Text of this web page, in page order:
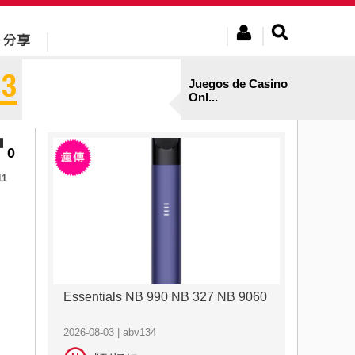
Juegos de Casino
Onl...
0
Essentials NB 990 NB 327 NB 9060
2026-08-03 | abv134